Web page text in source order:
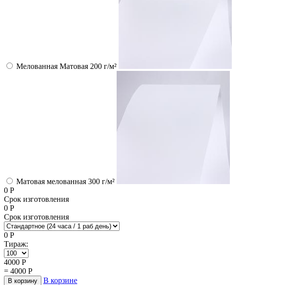
Мелованная Матовая 200 г/м²
Матовая мелованная 300 г/м²
0 Р
Срок изготовления
0 Р
Срок изготовления
0 Р
Тираж:
4000 Р
= 4000 Р
В корзину
В корзине